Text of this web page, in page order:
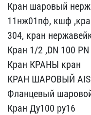
Кран шаровый
11нж01пф, кшф
304, кран
Кран 1/2 ,DN 100
Кран КРАНЫ кран
КР​АН ШАРОВЫЙ
Флан​цевый
Кран​ Ду100 ру16